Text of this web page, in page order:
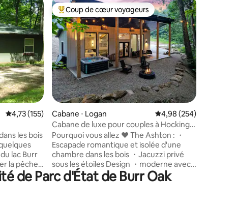
: 4,98 sur 5
Évaluation moyenne sur la base de 155 commentaires : 4,73 sur 5
4,73 (155)
les bois
lac Burr
la pêche
ou la
de
Coups de cœur voyageurs les plus appréciés
Coup de cœur voyageurs
Cabane ⋅ Logan Évaluation moyenne
4,98 (254)
Cabane de luxe pour couples à Hocking |
Isolée ! Jacuzzi !
Pourquoi vous allez ❤️ The Ashton : ・
Escapade romantique et isolée d'une
chambre dans les bois ・Jacuzzi privé
sous les étoiles Design ・moderne avec
baies vitrées Cuisine complète・
élégante, coin feu de camp・
de Parc d'État de Burr Oak